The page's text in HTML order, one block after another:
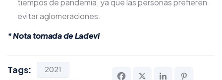
tiempos de pandemia, ya que las personas prefieren
evitar aglomeraciones.
* Nota tomada deLadevi
Tags: 2021